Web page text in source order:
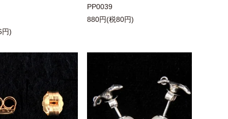
円)
PP0039
880円(税80円)